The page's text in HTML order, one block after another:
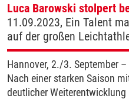
Luca Barowski stolpert
11.09.2023, Ein Talent
auf der großen
Hannover, 2./3. September –
Nach einer starken Saison
deutlicher Weiterentwicklung